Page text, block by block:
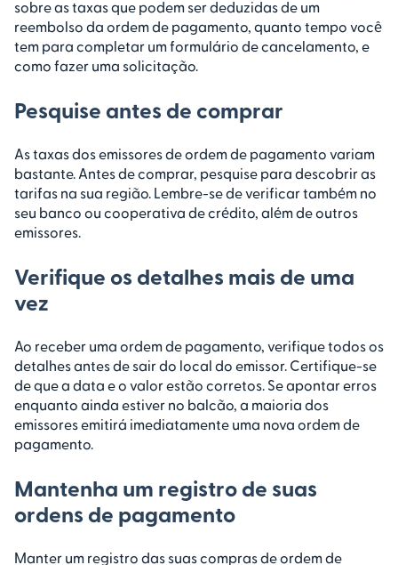
sobre as taxas que podem ser deduzidas de um
reembolso da ordem de pagamento, quanto tempo você
tem para completar um formulário de cancelamento, e
como fazer uma solicitação.
Pesquise antes de comprar
As taxas dos emissores de ordem de pagamento variam
bastante. Antes de comprar, pesquise para descobrir as
tarifas na sua região. Lembre-se de verificar também no
seu banco ou cooperativa de crédito, além de outros
emissores.
Verifique os detalhes mais de uma
vez
Ao receber uma ordem de pagamento, verifique todos os
detalhes antes de sair do local do emissor. Certifique-se
de que a data e o valor estão corretos. Se apontar erros
enquanto ainda estiver no balcão, a maioria dos
emissores emitirá imediatamente uma nova ordem de
pagamento.
Mantenha um registro de suas
ordens de pagamento
Manter um registro das suas compras de ordem de